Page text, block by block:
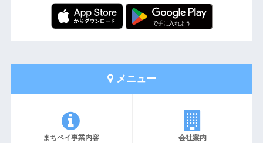
メニュー
まちペイ事業内容 会社案内